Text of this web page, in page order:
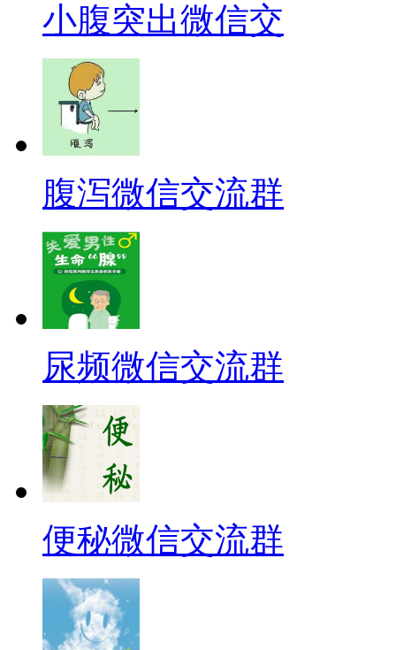
小腹突出微信交
腹泻微信交流群
尿频微信交流群
便秘微信交流群